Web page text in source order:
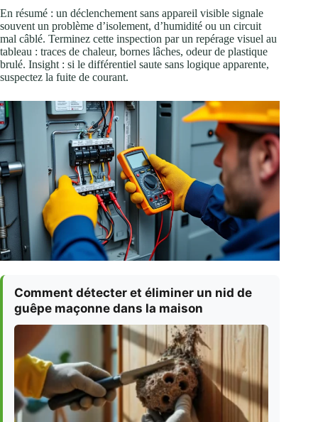
En résumé : un déclenchement sans appareil visible signale
souvent un problème d’isolement, d’humidité ou un circuit
mal câblé. Terminez cette inspection par un repérage visuel au
tableau : traces de chaleur, bornes lâches, odeur de plastique
brulé. Insight : si le différentiel saute sans logique apparente,
suspectez la fuite de courant.
Comment détecter et éliminer un nid de
guêpe maçonne dans la maison